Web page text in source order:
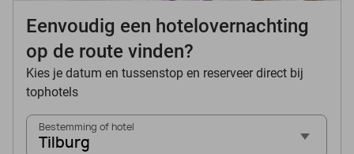
Eenvoudig een hotelovernachting
op de route vinden?
Kies je datum en tussenstop en reserveer direct bij
tophotels
Bestemming of hotel
Tilburg